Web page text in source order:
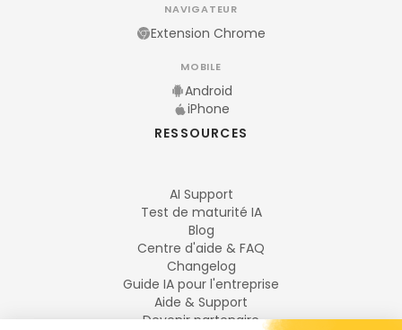
NAVIGATEUR
Extension Chrome
MOBILE
Android
iPhone
RESSOURCES
AI Support
Test de maturité IA
Blog
Centre d'aide & FAQ
Changelog
Guide IA pour l'entreprise
Aide & Support
Devenir partenaire